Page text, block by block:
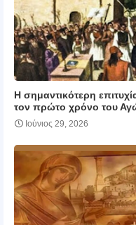
Η σημαντικότερη
τον πρώτο χρόνο του
Ιούνιος 29, 2026